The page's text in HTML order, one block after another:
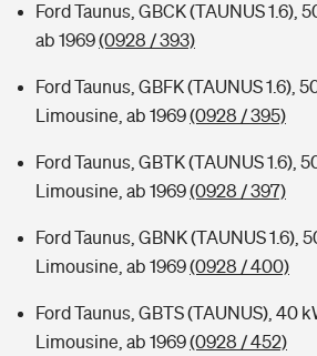
Ford Taunus, GBCK (TAUNUS 1.6),
ab 1969(0928 / 393)
Ford Taunus, GBFK (TAUNUS 1.6),
Limousine, ab 1969(0928 / 395)
Ford Taunus, GBTK (TAUNUS 1.6),
Limousine, ab 1969(0928 / 397)
Ford Taunus, GBNK (TAUNUS 1.6),
Limousine, ab 1969(0928 / 400)
Ford Taunus, GBTS (TAUNUS), 40
Limousine, ab 1969(0928 / 452)